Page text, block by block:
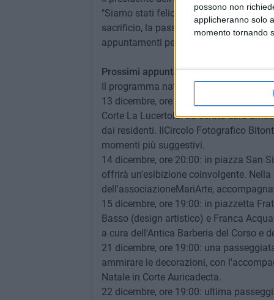
possono non
applicheranno solo
momento tornando
"Siamo stati felicissimi dell'enorme
sacrificio, la passione e la dedizione
appuntamenti per continuare a
Prossimi appuntamenti natalizi
Il programma natalizio prosegue con
13 dicembre, ore 19:00: i falò natalizi
Corte La Lucertola. La serata sarà
dai residenti. IlCircolo Fotografico
momenti più suggestivi.
14 dicembre, ore 20:00: in piazza San
offrirà un'esibizione coinvolgente.
dell'associazioneMariArte,
15 dicembre, ore 19:00: in piazzetta
Basso (design artistico) e Franca
a cura dell'Antica Barberia del Corso e
21 dicembre, ore 19:00: una
ammirare le decorazioni, con
Natale in Corte Auricadecta.
22 dicembre, ore 19:00: ultima